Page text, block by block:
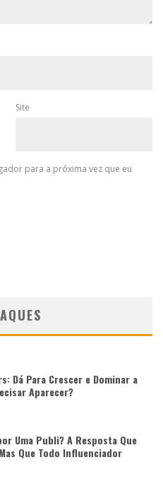
Site
para a próxima vez que eu
Dá Para Crescer e Dominar a
Aparecer?
Uma Publi? A Resposta Que
Que Todo Influenciador